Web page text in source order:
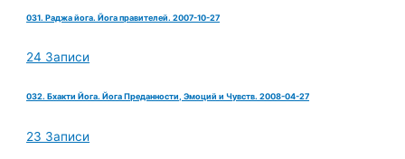
031. Раджа йога. Йога правителей. 2007-10-27
24 Записи
032. Бхакти Йога. Йога Преданности, Эмоций и Чувств. 2008-04-27
23 Записи